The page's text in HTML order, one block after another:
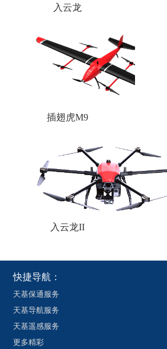
入云龙
插翅虎M9
入云龙ΙΙ
快捷导航：
天基保通服务
天基导航服务
天基遥感服务
更多精彩